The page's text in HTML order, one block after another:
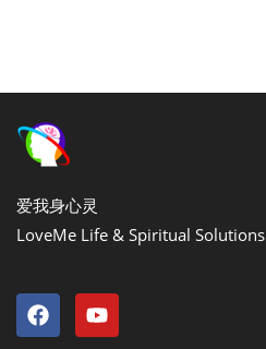
爱我身心灵
LoveMe Life & Spiritual Solutions